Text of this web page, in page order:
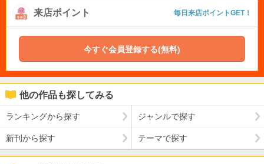
来店ポイント 毎日来店ポイントGET！
今すぐ会員登録する(無料)
他の作品も探してみる
ランキングから探す ジャンルで探す
新刊から探す テーマで探す